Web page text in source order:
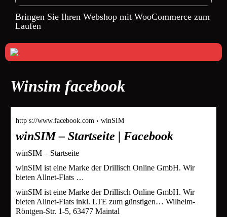
Bringen Sie Ihren Webshop mit WooCommerce zum
Laufen
Winsim facebook
http s://www.facebook.com › winSIM
winSIM – Startseite | Facebook
winSIM – Startseite
winSIM ist eine Marke der Drillisch Online GmbH. Wir
bieten Allnet-Flats …
winSIM ist eine Marke der Drillisch Online GmbH. Wir
bieten Allnet-Flats inkl. LTE zum günstigen… Wilhelm-
Röntgen-Str. 1-5, 63477 Maintal